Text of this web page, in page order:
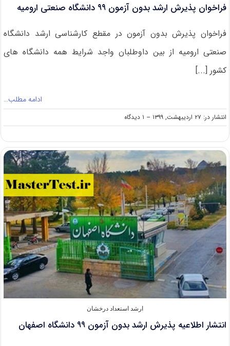
فراخوان پذیرش ارشد بدون آزمون ۹۹ دانشگاه صنعتی ارومیه
فراخوان پذیرش بدون آزمون در مقطع کارشناسی ارشد دانشگاه
صنعتی ارومیه از بین داوطلبان واجد شرایط همه دانشگاه های
کشور [...]
ادامه مطلب…
انتشار در: ۲۷ اردیبهشت, ۱۳۹۹ -- ۱ دیدگاه
on
فراخوان
ارشد
بدون
۹۹
دانشگاه
صنعتی
ارومیه
ارشد استعداد درخشان
انتشار اطلاعیه پذیرش ارشد بدون آزمون ۹۹ دانشگاه اصفهان